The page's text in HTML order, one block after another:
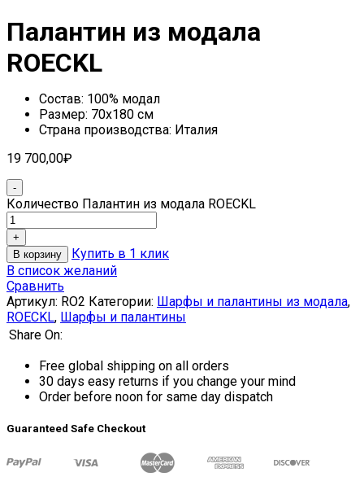
Палантин из модала
ROECKL
Состав: 100% модал
Размер: 70х180 см
Страна производства: Италия
19 700,00₽
Количество Палантин из модала ROECKL
В корзину
Купить в 1 клик
В список желаний
Сравнить
Артикул: RO2 Категории: Шарфы и палантины из модала,
ROECKL, Шарфы и палантины
Share On:
Free global shipping on all orders
30 days easy returns if you change your mind
Order before noon for same day dispatch
Guaranteed Safe Checkout